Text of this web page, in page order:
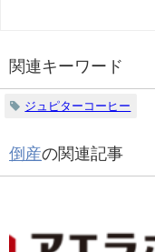
関連キーワード
ジュピターコーヒー
倒産の関連記事